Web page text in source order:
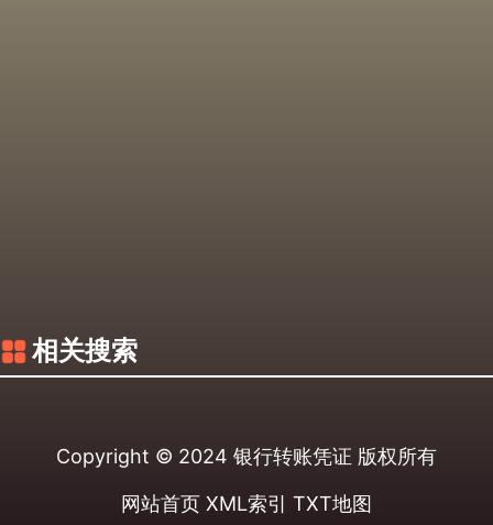
相关搜索
Copyright © 2024 银行转账凭证 版权所有
网站首页 XML索引 TXT地图